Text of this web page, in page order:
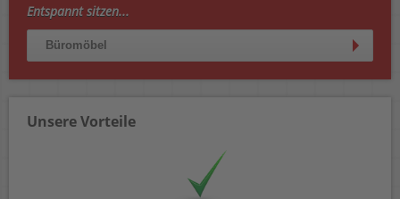
Entspannt sitzen...
Büromöbel
Unsere Vorteile